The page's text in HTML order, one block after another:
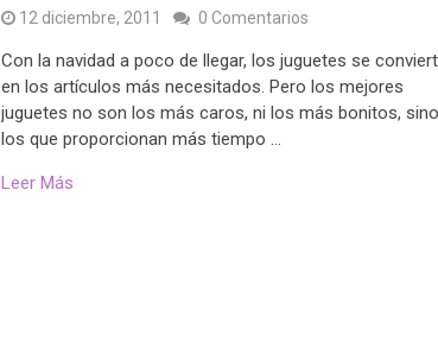
12 diciembre, 2011 0 Comentarios
Con la navidad a poco de llegar, los juguetes se
en los artículos más necesitados. Pero los mejores
juguetes no son los más caros, ni los más bonitos, sino
los que proporcionan más tiempo …
Leer Más